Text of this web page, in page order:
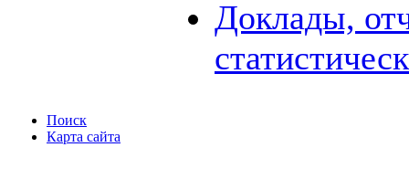
Доклады,
Поиск
Карта сайта